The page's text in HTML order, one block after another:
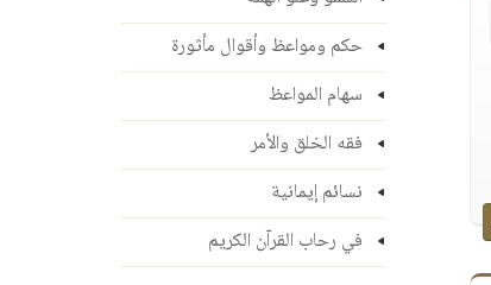
حكم ومواعظ وأقوال مأثورة
سهام المواعظ
فقه الخلق والأمر
نسائم إيمانية
في رحاب القرآن الكريم